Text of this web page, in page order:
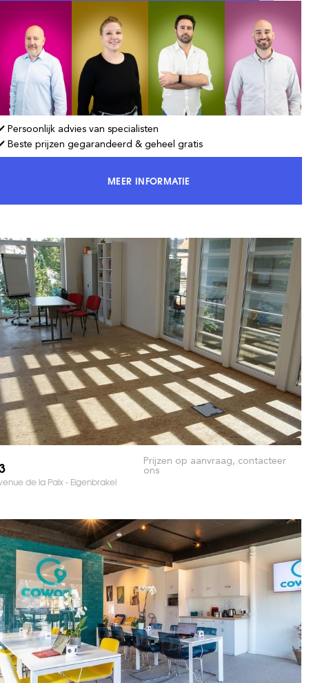
Persoonlijk advies van specialisten
Beste prijzen gegarandeerd & geheel gratis
MEER INFORMATIEKRIJG TOEGANG TOT 100% VAN DE
de la Paix - Eigenbrakel
Prijzen op aanvraag, contacteer
ons